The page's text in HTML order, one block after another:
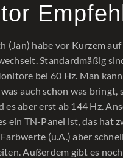
(Jan) habe vor Kurzem
Standardmäßig
bei 60 Hz. Man
auch schon was bringt,
es aber erst ab 144 Hz.
ein TN-Panel ist, das hat
(u.A.) aber
Außerdem gibt es